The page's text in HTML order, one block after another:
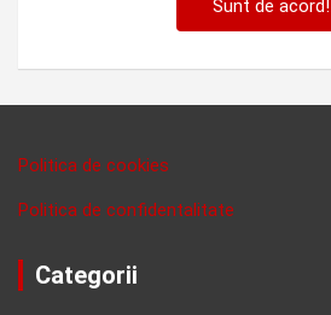
Sunt de acord!
Politica de cookies
Politica de confidentalitate
Categorii